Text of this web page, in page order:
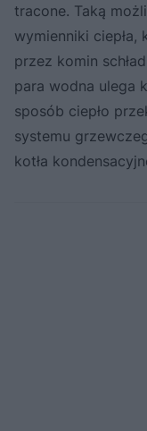
tracone. Taką
wymienniki
przez komin
para wodna ulega
sposób ciepło
systemu
kotła